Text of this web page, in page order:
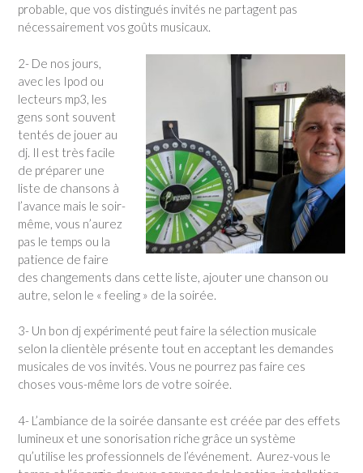
probable, que vos distingués invités ne partagent pas
nécessairement vos goûts musicaux.
2- De nos jours,
avec les Ipod ou
lecteurs mp3, les
gens sont souvent
tentés de jouer au
dj. Il est très facile
de préparer une
liste de chansons à
l’avance mais le soir-
même, vous n’aurez
pas le temps ou la
patience de faire
des changements dans cette liste, ajouter une chanson ou
autre, selon le « feeling » de la soirée.
3- Un bon dj expérimenté peut faire la sélection musicale
selon la clientèle présente tout en acceptant les demandes
musicales de vos invités. Vous ne pourrez pas faire ces
choses vous-même lors de votre soirée.
4- L’ambiance de la soirée dansante est créée par des effets
lumineux et une sonorisation riche grâce un système
qu’utilise les professionnels de l’événement. Aurez-vous le